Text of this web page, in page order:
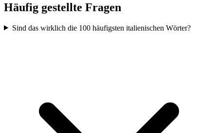
Häufig gestellte Fragen
Sind das wirklich die 100 häufigsten italienischen Wörter?